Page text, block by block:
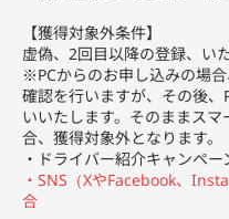
【獲得対象外条件】
虚偽、2回目以降の登録、い
※PCからのお申し込みの場
確認を行いますが、その後
いいたします。そのままス
合、獲得対象外となります。
・ドライバー紹介キャンペ
・SNS（XやFacebook、
合